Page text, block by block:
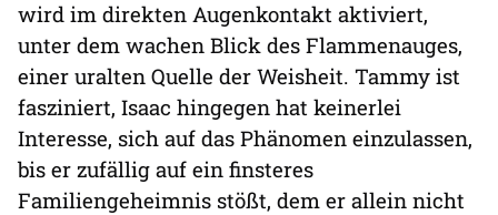
wird im direkten Augenkontakt aktiviert,
unter dem wachen Blick des Flammenauges,
einer uralten Quelle der Weisheit. Tammy ist
fasziniert, Isaac hingegen hat keinerlei
Interesse, sich auf das Phänomen einzulassen,
bis er zufällig auf ein finsteres
Familiengeheimnis stößt, dem er allein nicht